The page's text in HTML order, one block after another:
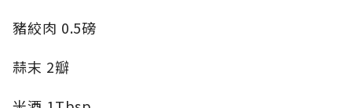
豬絞肉 0.5磅
蒜末 2瓣